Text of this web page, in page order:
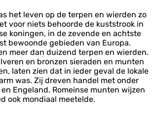
het leven op de terpen en wierden zo
voor niets behoorde de kuststrook in
koningen, in de zevende en achtste
bewoonde gebieden van Europa.
meer dan duizend terpen en wierden.
en bronzen sieraden en munten
laten zien dat in ieder geval de lokale
was. Zij dreven handel met onder
Engeland. Romeinse munten wijzen
ook mondiaal meetelde.